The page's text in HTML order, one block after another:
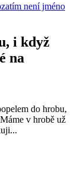
není jméno
i když
na
do hrobu,
v hrobě už